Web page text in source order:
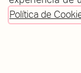
Política de